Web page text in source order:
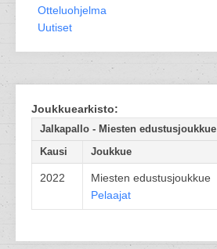
Otteluohjelma
Uutiset
Joukkuearkisto:
Jalkapallo - Miesten edustusjoukkue
Kausi
Joukkue
2022
Miesten edustusjoukkue
Pelaajat